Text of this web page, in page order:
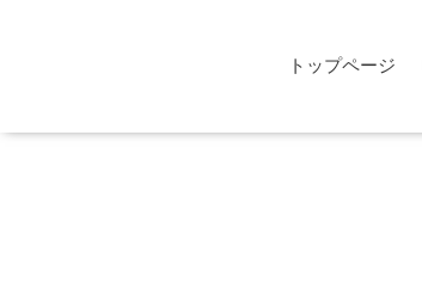
トップページ